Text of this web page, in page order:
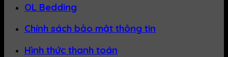
OL Bedding
Chính sách bảo mật thông tin
Hình thức thanh toán